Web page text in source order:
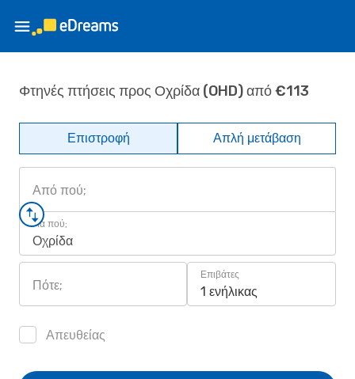
Φτηνές πτήσεις προς Οχρίδα (OHD) από €113
Επιστροφή Απλή μετάβαση
Από πού;
Για πού;
Οχρίδα
Πότε;
Επιβάτες
1 ενήλικας
Απευθείας